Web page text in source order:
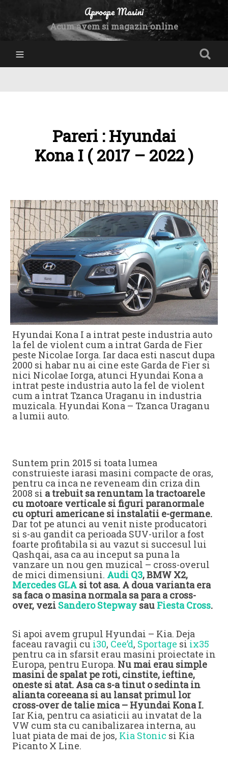
Aproape Masini
Acum avem si magazin online
Pareri : Hyundai
Kona I ( 2017 – 2022 )
Hyundai Kona I a intrat peste industria auto
la fel de violent cum a intrat Garda de Fier
peste Nicolae Iorga. Iar daca esti nascut dupa
2000 si habar nu ai cine este Garda de Fier si
nici Nicolae Iorga, atunci Hyundai Kona a
intrat peste industria auto la fel de violent
cum a intrat Tzanca Uraganu in industria
muzicala. Hyundai Kona – Tzanca Uraganu
a lumii auto.
Suntem prin 2015 si toata lumea
construieste iarasi masini compacte de oras,
pentru ca inca ne reveneam din criza din
2008 si a trebuit sa renuntam la tractoarele
cu motoare verticale si figuri paranormale
cu opturi americane si instalatii e-germane.
Dar tot pe atunci au venit niste producatori
si s-au gandit ca perioada SUV-urilor a fost
foarte profitabila si au vazut si succesul lui
Qashqai, asa ca au inceput sa puna la
vanzare un nou gen muzical – cross-overul
de mici dimensiuni. Audi Q3, BMW X2,
Mercedes GLA si tot asa. A doua varianta era
sa faca o masina normala sa para a cross-
over, vezi Sandero Stepway sau Fiesta Cross.
Si apoi avem grupul Hyundai – Kia. Deja
faceau ravagii cu i30, Cee’d, Sportage si ix35
pentru ca in sfarsit erau masini proiectate in
Europa, pentru Europa. Nu mai erau simple
masini de spalat pe roti, cinstite, ieftine,
oneste si atat. Asa ca s-a tinut o sedinta in
alianta coreeana si au lansat primul lor
cross-over de talie mica – Hyundai Kona I.
Iar Kia, pentru ca asiaticii au invatat de la
VW cum sta cu canibalizarea interna, au
luat piata de mai de jos, Kia Stonic si Kia
Picanto X Line.